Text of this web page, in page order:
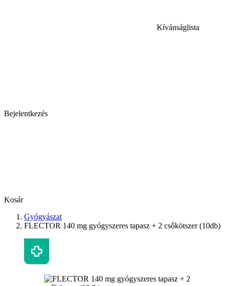
Kívánságlista
Bejelentkezés
Kosár
Gyógyászat
FLECTOR 140 mg gyógyszeres tapasz + 2 csőkötszer (10db)